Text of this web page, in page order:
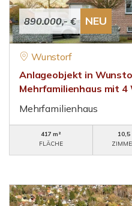
890.000,- € NEU
Wunstorf
Anlageobjekt in
Mehrfamilienhaus mit
Mehrfamilienhaus
417 m²
FLÄCHE
10,5